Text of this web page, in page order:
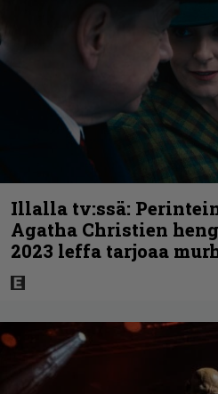
Illalla tv:ssä:
Agatha Christien
2023 leffa tarjoaa